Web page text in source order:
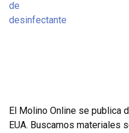
El Molino Online se publica
EUA. Buscamos materiales